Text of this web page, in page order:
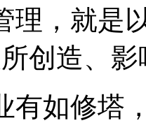
，就是以
创造、
如修塔，